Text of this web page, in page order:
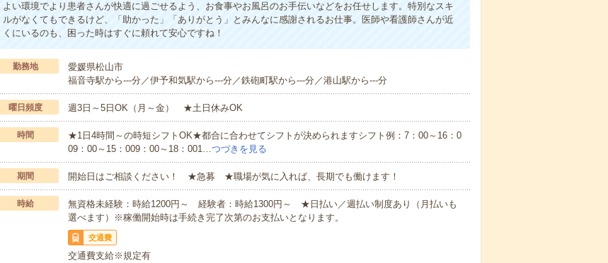
よい環境でより患者さんが快適に過ごせるよう、お食事やお風呂のお手伝いなどをお任せします。特別なスキ
ルがなくてもできるけど、「助かった」「ありがとう」とみんなに感謝されるお仕事。医師や看護師さんが近
くにいるのも、困った時はすぐに頼れて安心ですね！
勤務地
愛媛県松山市
福音寺駅から---分／伊予和気駅から---分／鉄砲町駅から---分／港山駅から---分
曜日頻度 週3日～5日OK（月～金） ★土日休みOK
時間
★1日4時間～の時短シフトOK★都合に合わせてシフトが決められますシフト例：7：00～16：0
09：00～15：009：00～18：001…つづきを見る
期間 開始日はご相談ください！ ★急募 ★職場が気に入れば、長期でも働けます！
時給
無資格未経験：時給1200円～ 経験者：時給1300円～ ★日払い／週払い制度あり（月払いも
選べます）※稼働開始時は手続き完了次第のお支払いとなります。
交通費
交通費支給※規定有